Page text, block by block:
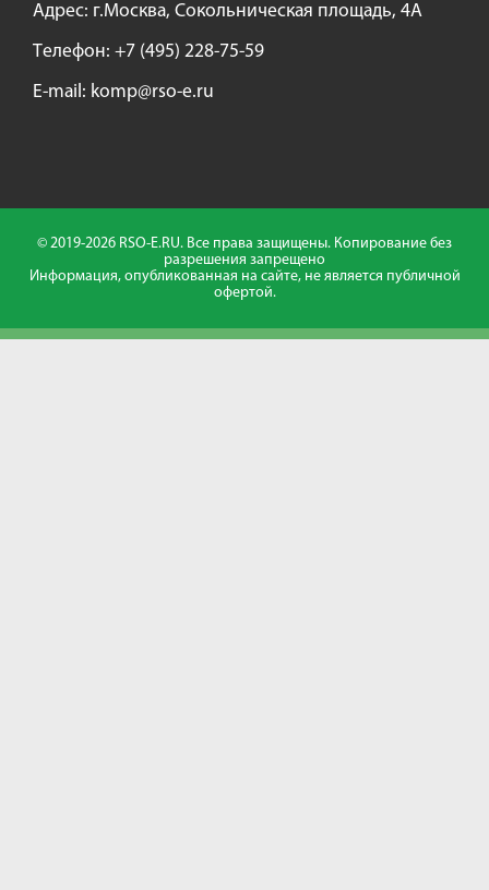
Адрес: г.Москва, Сокольническая площадь, 4А
Tелефон: +7 (495) 228-75-59
E-mail: komp@rso-e.ru
© 2019-2026 RSO-E.RU. Все права защищены. Копирование без
разрешения запрещено
Информация, опубликованная на сайте, не является публичной
офертой.